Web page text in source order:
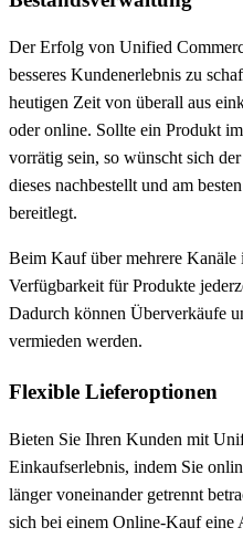
Der Erfolg von Unified
besseres Kundenerlebnis zu
heutigen Zeit von überall aus
oder online. Sollte ein Produkt
vorrätig sein, so wünscht sich
dieses nachbestellt und am
bereitlegt.
Beim Kauf über mehrere Kanäle
Verfügbarkeit für Produkte
Dadurch können Überverkäufe
vermieden werden.
Flexible Lieferoptionen
Bieten Sie Ihren Kunden mit
Einkaufserlebnis, indem Sie
länger voneinander getrennt
sich bei einem Online-Kauf eine